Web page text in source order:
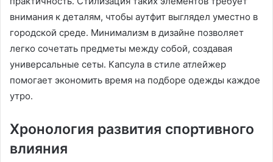
внимания к деталям, чтобы аутфит выглядел уместно в
городской среде․ Минимализм в дизайне позволяет
легко сочетать предметы между собой, создавая
универсальные сеты․ Капсула в стиле атлейжер
помогает экономить время на подборе одежды каждое
утро․
Хронология развития спортивного
влияния